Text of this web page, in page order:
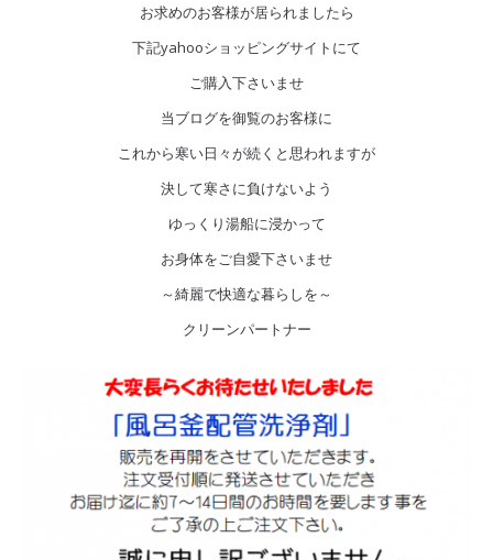
お求めのお客様が居られましたら
下記yahooショッピングサイトにて
ご購入下さいませ
当ブログを御覧のお客様に
これから寒い日々が続くと思われますが
決して寒さに負けないよう
ゆっくり湯船に浸かって
お身体をご自愛下さいませ
～綺麗で快適な暮らしを～
クリーンパートナー